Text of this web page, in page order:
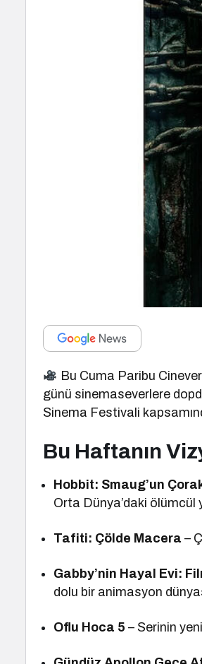
Bu Cuma Paribu
günü sinemaseverlere
Sinema Festivali
Bu Haftanın
Hobbit: Smaug’un
Orta Dünya’daki ölümcül
Tafiti: Çölde Macera –
Gabby’nin Hayal Evi:
dolu bir animasyon
Oflu Hoca 5 – Serinin